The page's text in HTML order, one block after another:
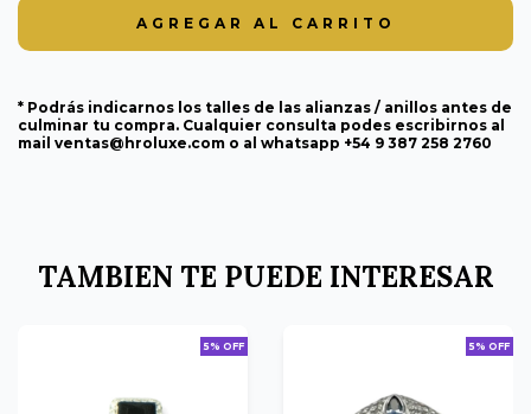
* Podrás indicarnos los talles de las alianzas / anillos antes de
culminar tu compra. Cualquier consulta podes escribirnos al
mail ventas@hroluxe.com o al whatsapp +54 9 387 258 2760
TAMBIEN TE PUEDE INTERESAR
5% OFF 5% OFF